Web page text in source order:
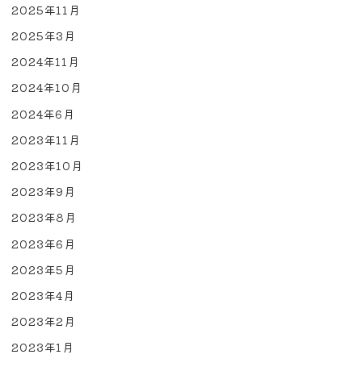
2025年11月
2025年3月
2024年11月
2024年10月
2024年6月
2023年11月
2023年10月
2023年9月
2023年8月
2023年6月
2023年5月
2023年4月
2023年2月
2023年1月